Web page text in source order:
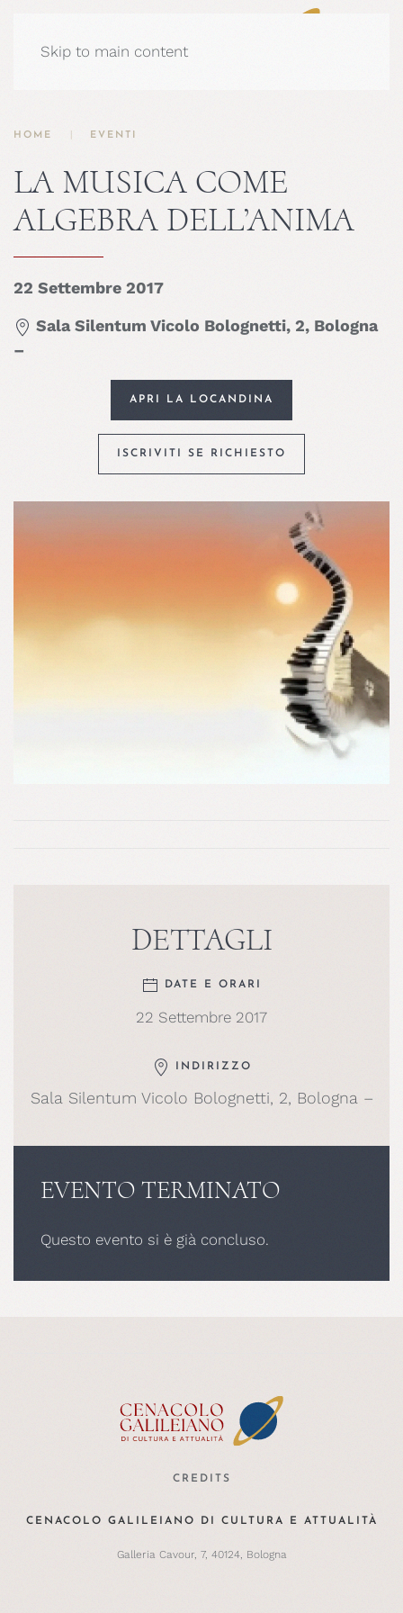
Skip to main content
HOME EVENTI
LA MUSICA COME
ALGEBRA DELL’ANIMA
22 Settembre 2017
Sala Silentum Vicolo Bolognetti, 2, Bologna
–
APRI LA LOCANDINA
ISCRIVITI SE RICHIESTO
DETTAGLI
DATE E ORARI
22 Settembre 2017
INDIRIZZO
Sala Silentum Vicolo Bolognetti, 2, Bologna –
EVENTO TERMINATO
Questo evento si è già concluso.
CREDITS
CENACOLO GALILEIANO DI CULTURA E ATTUALITÀ
Galleria Cavour, 7, 40124, Bologna